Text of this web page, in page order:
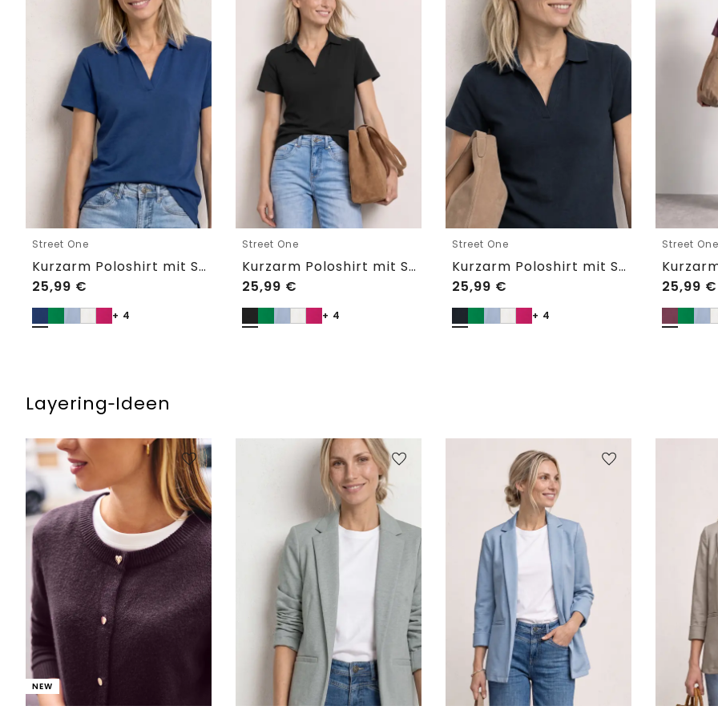
Street One
Kurzarm Poloshirt mit Split Neck
25,99 €
+ 4
Street One
Kurzarm Poloshirt mit Split Neck
25,99 €
+ 4
Street One
Kurzarm Poloshirt mit Split Neck
25,99 €
+ 4
Street One
25,99 €
Layering‑Ideen
NEW